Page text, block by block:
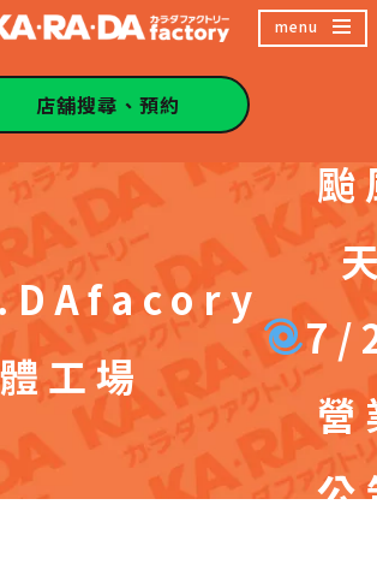
menu
店舖搜尋、預約
工場
颱
7/
營
公